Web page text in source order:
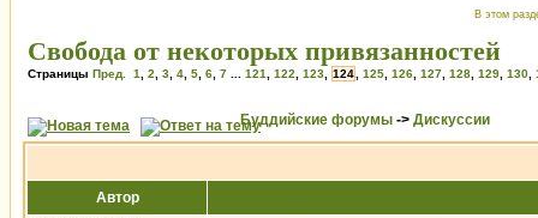
В этом
Свобода от некоторых привязанностей
Страницы Пред. 1 2 3 4 5 6 7 121 122 123 124 125 126 127 128 129 130
Буддийские форумы -> Дискуссии
Автор